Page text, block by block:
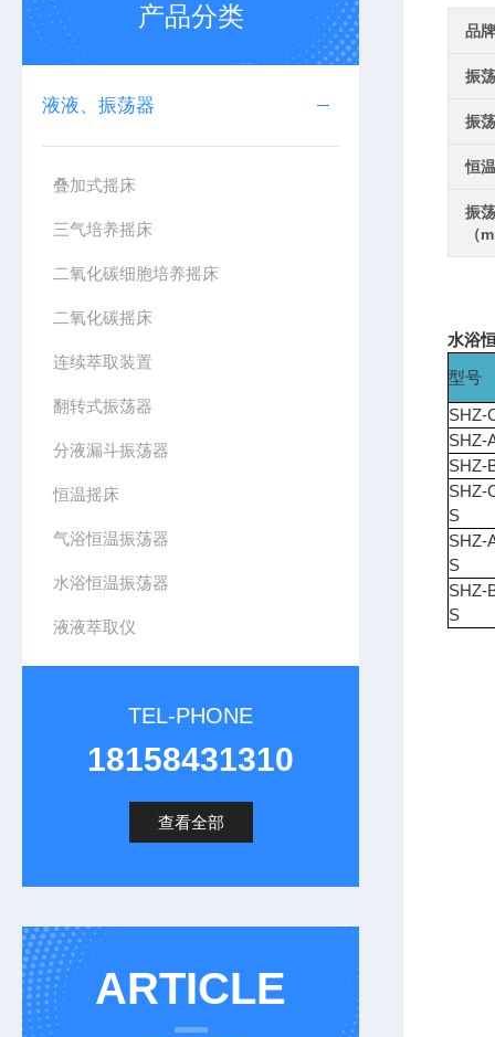
产品分类
液液、振荡器
叠加式摇床
三气培养摇床
二氧化碳细胞培养摇床
二氧化碳摇床
连续萃取装置
翻转式振荡器
分液漏斗振荡器
恒温摇床
气浴恒温振荡器
水浴恒温振荡器
液液萃取仪
TEL-PHONE
18158431310
查看全部
ARTICLE
品牌
振
振
恒
振
（
水浴
型号
SHZ-
SHZ-
SHZ-
SHZ-
S
SHZ-
S
SHZ-
S